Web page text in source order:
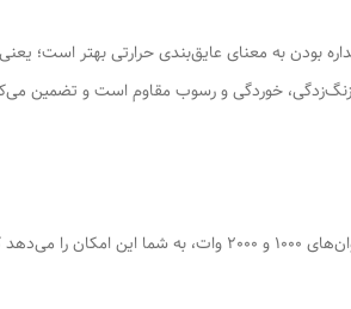
بودن به معنای عایق‌بندی حرارتی بهتر است؛
زنگ‌زدگی، خوردگی و رسوب مقاوم است و
اینجاست که سرعت و کارایی معنا پیدا می‌کند! مجهز بودن به دو المنت